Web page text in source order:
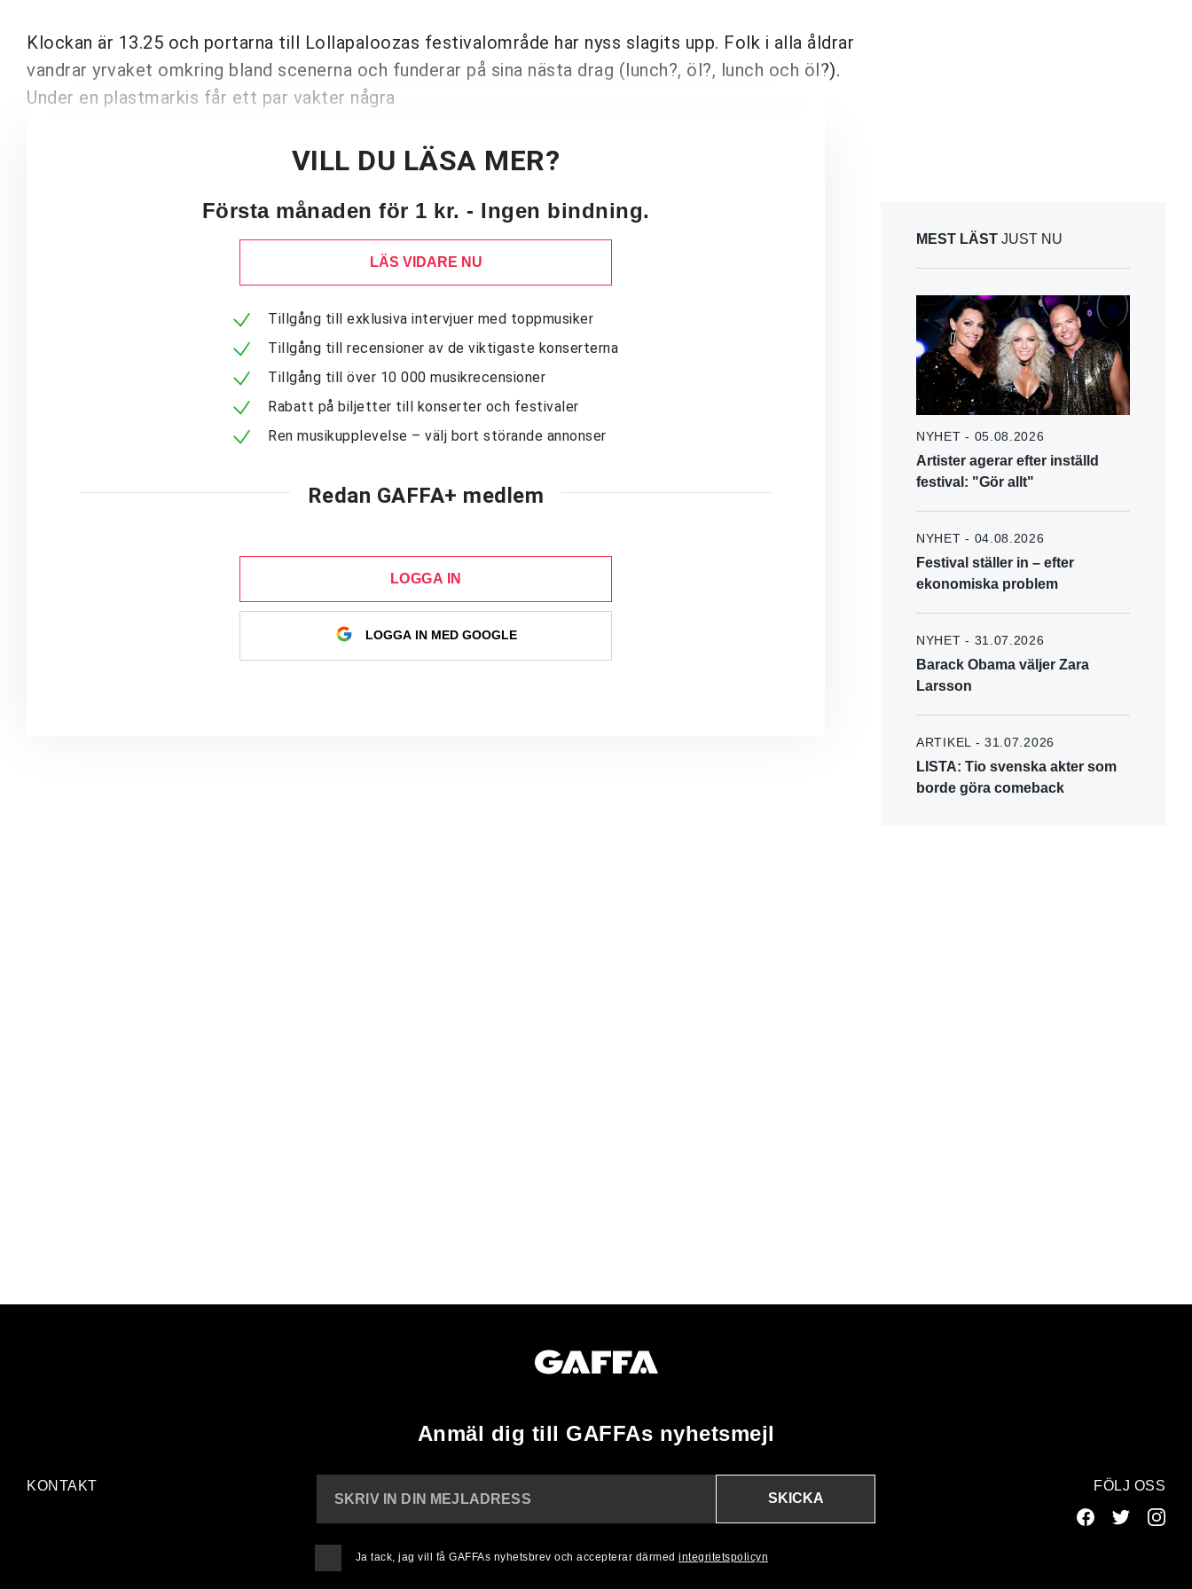
Klockan är 13.25 och portarna till Lollapaloozas festivalområde har nyss slagits upp. Folk i alla åldrar
vandrar yrvaket omkring bland scenerna och funderar på sina nästa drag (lunch?, öl?, lunch och öl?).
Under en plastmarkis får ett par vakter några
VILL DU LÄSA MER?
Första månaden för 1 kr. - Ingen bindning.
LÄS VIDARE NU
Tillgång till exklusiva intervjuer med toppmusiker
Tillgång till recensioner av de viktigaste konserterna
Tillgång till över 10 000 musikrecensioner
Rabatt på biljetter till konserter och festivaler
Ren musikupplevelse – välj bort störande annonser
Redan GAFFA+ medlem
LOGGA IN
LOGGA IN MED GOOGLE
MEST LÄST JUST NU
NYHET - 05.08.2026
Artister agerar efter inställd
festival: "Gör allt"
NYHET - 04.08.2026
Festival ställer in – efter
ekonomiska problem
NYHET - 31.07.2026
Barack Obama väljer Zara
Larsson
ARTIKEL - 31.07.2026
LISTA: Tio svenska akter som
borde göra comeback
Anmäl dig till GAFFAs nyhetsmejl
KONTAKT
SKRIV IN DIN MEJLADRESS
SKICKA
Ja tack, jag vill få GAFFAs nyhetsbrev och accepterar därmed integritetspolicyn
FÖLJ OSS